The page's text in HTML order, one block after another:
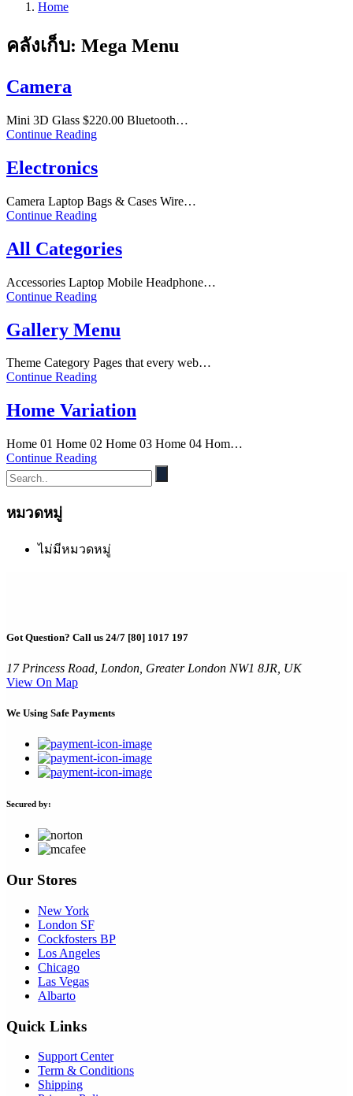
Home
คลังเก็บ: Mega Menu
Camera
Mini 3D Glass $220.00 Bluetooth…
Continue Reading
Electronics
Camera Laptop Bags & Cases Wire…
Continue Reading
All Categories
Accessories Laptop Mobile Headphone…
Continue Reading
Gallery Menu
Theme Category Pages that every web…
Continue Reading
Home Variation
Home 01 Home 02 Home 03 Home 04 Hom…
Continue Reading
หมวดหมู่
ไม่มีหมวดหมู่
Got Question? Call us 24/7 [80] 1017 197
17 Princess Road, London, Greater London NW1 8JR, UK
View On Map
We Using Safe Payments
Secured by:
Our Stores
New York
London SF
Cockfosters BP
Los Angeles
Chicago
Las Vegas
Albarto
Quick Links
Support Center
Term & Conditions
Shipping